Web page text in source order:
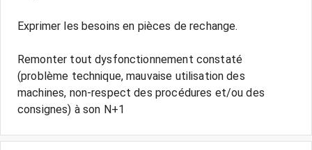
Exprimer les besoins en pièces de rechange.
Remonter tout dysfonctionnement constaté
(problème technique, mauvaise utilisation des
machines, non-respect des procédures et/ou des
consignes) à son N+1